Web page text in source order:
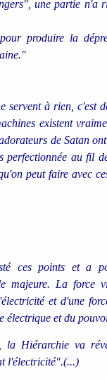
une partie n'a
produire la
servent à rien, c'est
existent
de Satan
perfectionnée au fil
peut faire avec
ces points et a
majeure. La force
et d'une
électrique et du
la Hiérarchie va
l'électricité".(...)